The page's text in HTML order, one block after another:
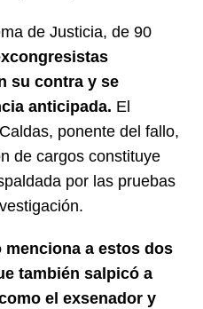
de Justicia, de 90
su contra y se
anticipada. El
ponente del fallo,
de cargos constituye
por las pruebas
menciona a estos dos
también salpicó a
el exsenador y